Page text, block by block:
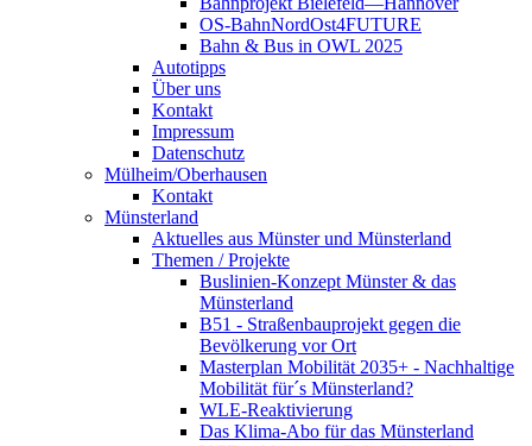
OS-BahnNordOst4FUTURE
Bahn & Bus in OWL 2025
Autotipps
Über uns
Kontakt
Impressum
Datenschutz
Mülheim/Oberhausen
Kontakt
Münsterland
Aktuelles aus Münster und Münsterland
Themen / Projekte
Buslinien-Konzept Münster & das
Münsterland
B51 - Straßenbauprojekt gegen die
Bevölkerung vor Ort
Masterplan Mobilität 2035+ - Nachhaltige
Mobilität für´s Münsterland?
WLE-Reaktivierung
Das Klima-Abo für das Münsterland